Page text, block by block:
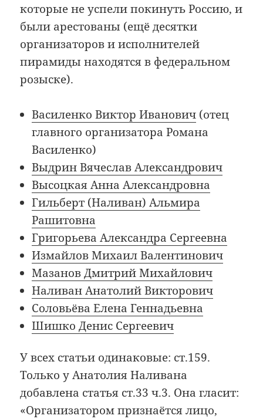
которые не успели покинуть Россию, и
были арестованы (ещё десятки
организаторов и исполнителей
пирамиды находятся в федеральном
розыске).
Василенко Виктор Иванович (отец
главного организатора Романа
Василенко)
Выдрин Вячеслав Александрович
Высоцкая Анна Александровна
Гильберт (Наливан) Альмира
Рашитовна
Григорьева Александра Сергеевна
Измайлов Михаил Валентинович
Мазанов Дмитрий Михайлович
Наливан Анатолий Викторович
Соловьёва Елена Геннадьевна
Шишко Денис Сергеевич
У всех статьи одинаковые: ст.159.
Только у Анатолия Наливана
добавлена статья ст.33 ч.3. Она гласит:
«Организатором признаётся лицо,